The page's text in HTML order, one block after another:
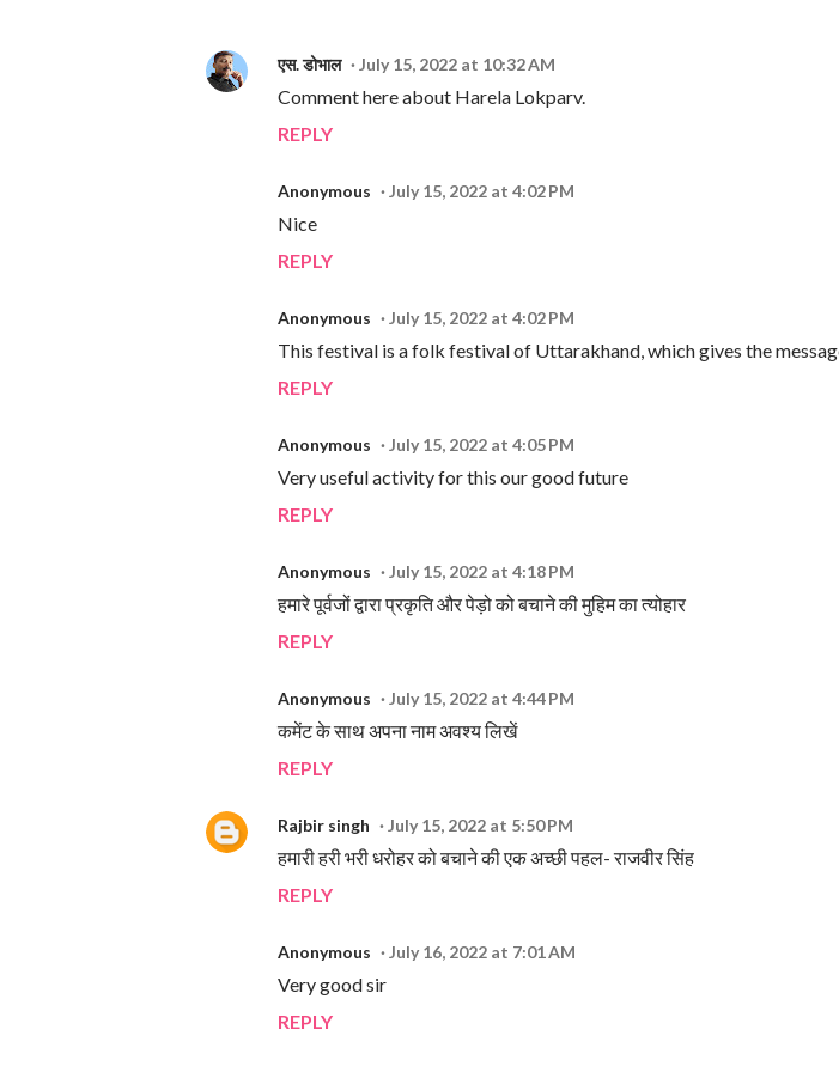
एस. डोभाल July 15, 2022 at 10:32 AM
Comment here about Harela Lokparv.
REPLY
Anonymous July 15, 2022 at 4:02 PM
Nice
REPLY
Anonymous July 15, 2022 at 4:02 PM
This festival is a folk festival of Uttarakhand, which gives the
REPLY
Anonymous July 15, 2022 at 4:05 PM
Very useful activity for this our good future
REPLY
Anonymous July 15, 2022 at 4:18 PM
हमारे पूर्वजों द्वारा प्रकृति और पेड़ो को बचाने की मुहिम का त्योहार
REPLY
Anonymous July 15, 2022 at 4:44 PM
कमेंट के साथ अपना नाम अवश्य लिखें
REPLY
Rajbir singh July 15, 2022 at 5:50 PM
हमारी हरी भरी धरोहर को बचाने की एक अच्छी पहल- राजवीर सिंह
REPLY
Anonymous July 16, 2022 at 7:01 AM
Very good sir
REPLY